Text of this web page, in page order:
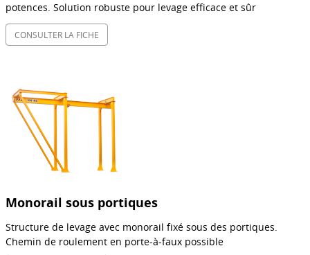
potences. Solution robuste pour levage efficace et sûr
CONSULTER LA FICHE
Monorail sous portiques
Structure de levage avec monorail fixé sous des portiques.
Chemin de roulement en porte-à-faux possible